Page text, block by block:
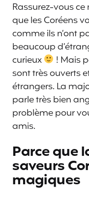
Rassurez-vous ce
que les Coréens
comme ils n’ont
beaucoup
curieux
! Mais
sont très ouverts
étrangers. La
parle très bien
problème pour
amis.
Parce que
saveurs
magiques